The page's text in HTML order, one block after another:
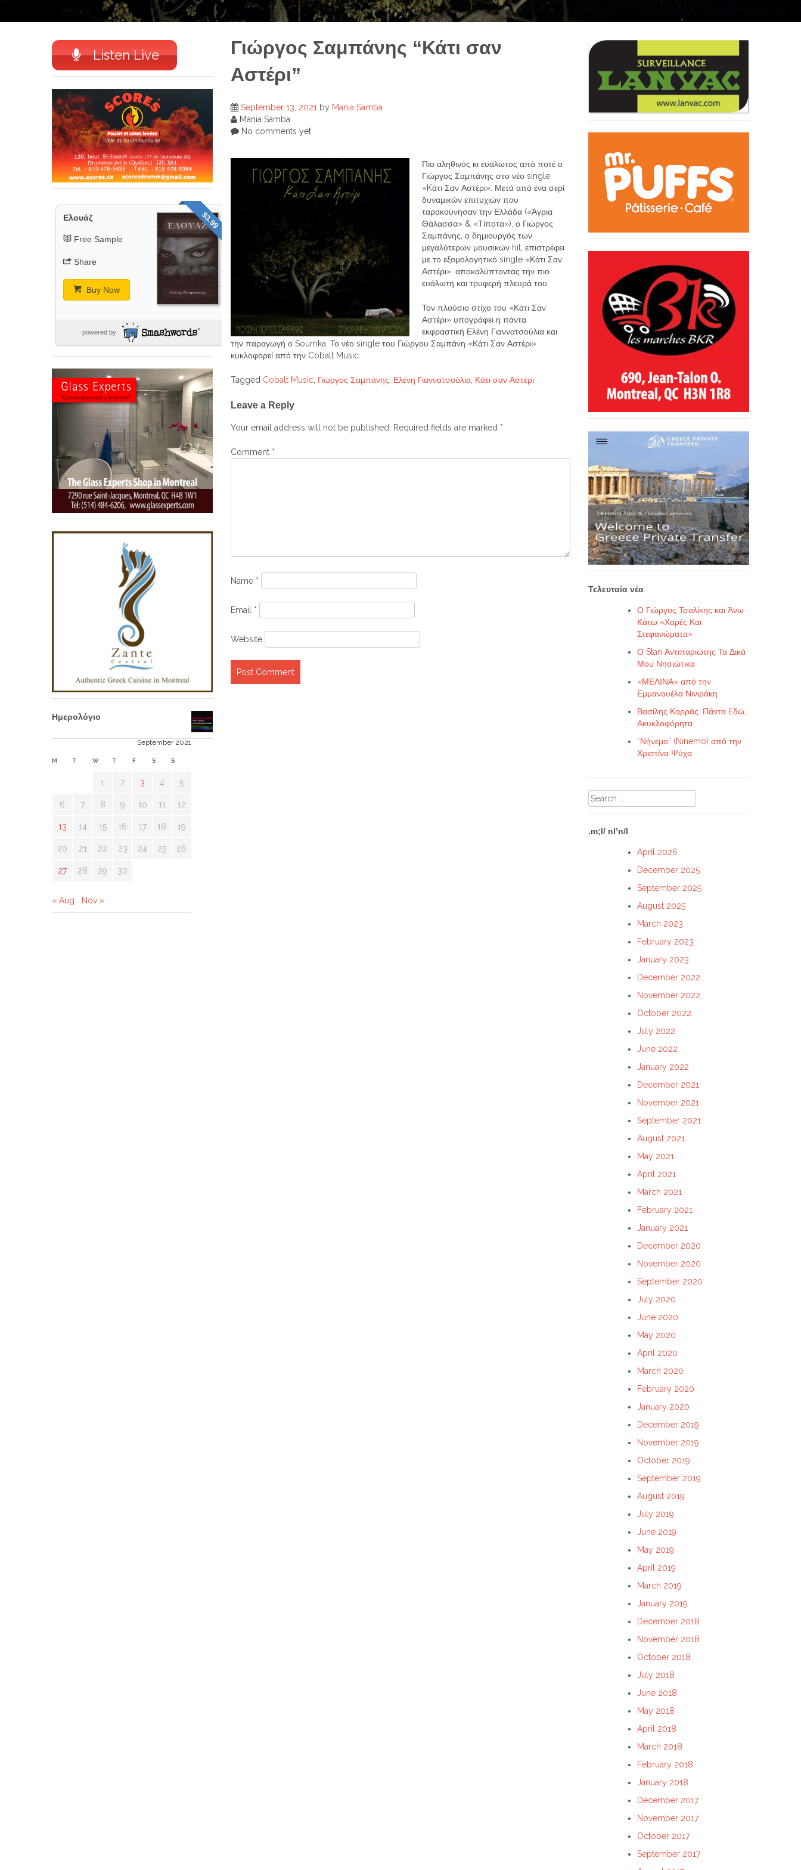
Listen Live
$3.99
Ελουάζ
Free Sample
Share
Buy Now
powered by
Ημερολόγιο
September 2021
M T W T F S S
1 2 3 4 5
6 7 8 9 10 11 12
13 14 15 16 17 18 19
20 21 22 23 24 25 26
27 28 29 30
« Aug Nov »
Γιώργος Σαμπάνης “Κάτι σαν
Αστέρι”
September 13, 2021 by Mania Samba
Mania Samba
No comments yet
Πιο αληθινός κι ευάλωτος από ποτέ ο
Γιώργος Σαμπάνης στο νέο single
«Kάτι Σαν Αστέρι». Μετά από ένα σερί
δυναμικών επιτυχιών που
ταρακούνησαν την Ελλάδα («Άγρια
Θάλασσα» & «Τίποτα»), ο Γιώργος
Σαμπάνης, ο δημιουργός των
μεγαλύτερων μουσικών hit, επιστρέφει
με το εξομολογητικό single «Κάτι Σαν
Αστέρι», αποκαλύπτοντας την πιο
ευάλωτη και τρυφερή πλευρά του.
Τον πλούσιο στίχο του «Κάτι Σαν
Αστέρι» υπογράφει η πάντα
εκφραστική Ελένη Γιαννατσούλια και
την παραγωγή ο Soumka. Το νέο single του Γιώργου Σαμπάνη «Κάτι Σαν Αστέρι»
κυκλοφορεί από την Cobalt Music.
Tagged Cobalt Music Γιώργος Σαμπάνης Ελένη Γιαννατσούλια Κάτι σαν Αστέρι
navigation
Leave a Reply
Your email address will not be published. Required fields are marked *
Comment *
Name *
Email *
Website
Τελευταία νέα
Ο Γιώργος Τσαλίκης και Άνω
Κάτω «Χαρές Και
Στεφανώματα»
Ο Stan Αντιπαριώτης Τα Δικά
Μου Νησιώτικα
«ΜΕΛΙΝΑ» από την
Εμμανουέλα Νινιράκη
Βασίλης Καρράς. Πάντα Eδώ,
Ακυκλοφόρητα
“Νήνεμο” (Ninemo) από την
Χριστίνα Ψύχα
Search
for:
.m;l/ nl’n/l
April 2026
December 2025
September 2025
August 2025
March 2023
February 2023
January 2023
December 2022
November 2022
October 2022
July 2022
June 2022
January 2022
December 2021
November 2021
September 2021
August 2021
May 2021
April 2021
March 2021
February 2021
January 2021
December 2020
November 2020
September 2020
July 2020
June 2020
May 2020
April 2020
March 2020
February 2020
January 2020
December 2019
November 2019
October 2019
September 2019
August 2019
July 2019
June 2019
May 2019
April 2019
March 2019
January 2019
December 2018
November 2018
October 2018
July 2018
June 2018
May 2018
April 2018
March 2018
February 2018
January 2018
December 2017
November 2017
October 2017
September 2017